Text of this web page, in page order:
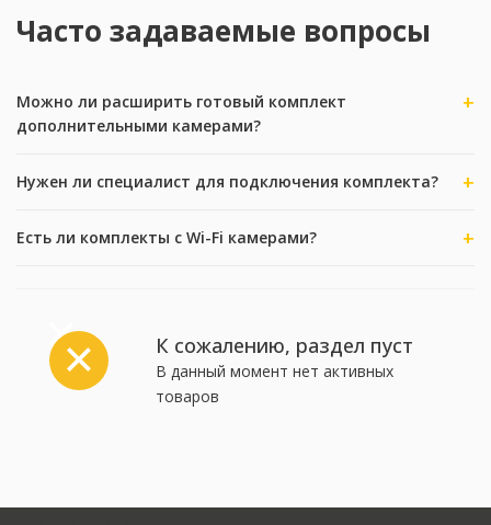
Часто задаваемые вопросы
Можно ли расширить готовый комплект
дополнительными камерами?
Нужен ли специалист для подключения комплекта?
Есть ли комплекты с Wi-Fi камерами?
К сожалению, раздел пуст
В данный момент нет активных
товаров